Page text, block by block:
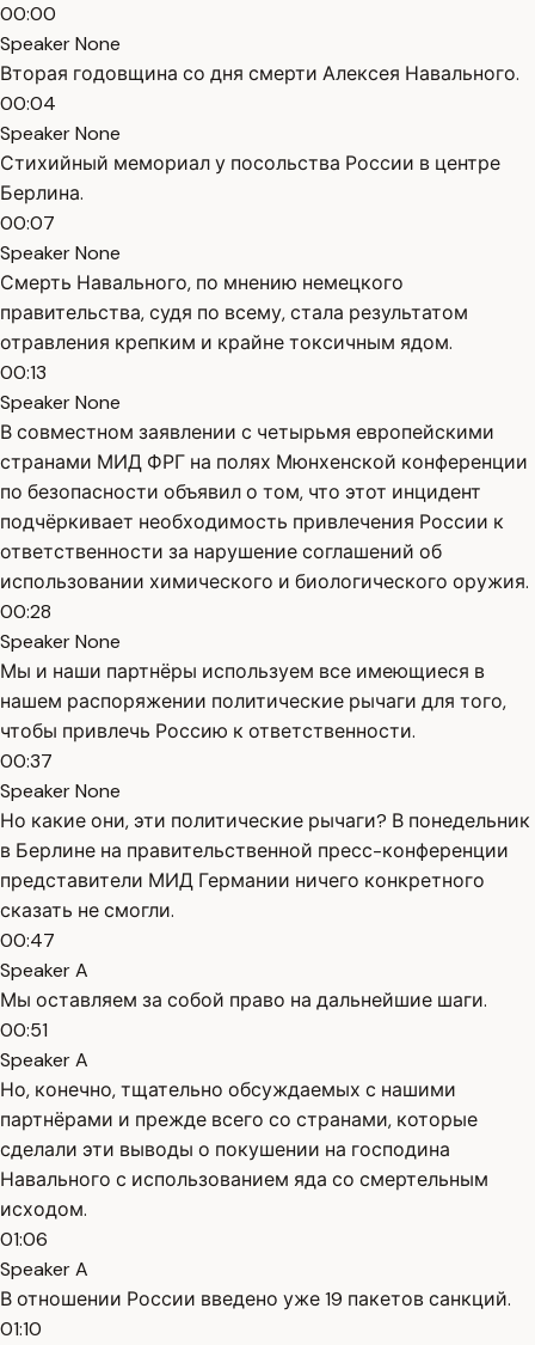
00:00
Speaker None
Вторая годовщина со дня смерти Алексея Навального.
00:04
Speaker None
Стихийный мемориал у посольства России в центре
Берлина.
00:07
Speaker None
Смерть Навального, по мнению немецкого
правительства, судя по всему, стала результатом
отравления крепким и крайне токсичным ядом.
00:13
Speaker None
В совместном заявлении с четырьмя европейскими
странами МИД ФРГ на полях Мюнхенской конференции
по безопасности объявил о том, что этот инцидент
подчёркивает необходимость привлечения России к
ответственности за нарушение соглашений об
использовании химического и биологического оружия.
00:28
Speaker None
Мы и наши партнёры используем все имеющиеся в
нашем распоряжении политические рычаги для того,
чтобы привлечь Россию к ответственности.
00:37
Speaker None
Но какие они, эти политические рычаги? В понедельник
в Берлине на правительственной пресс-конференции
представители МИД Германии ничего конкретного
сказать не смогли.
00:47
Speaker A
Мы оставляем за собой право на дальнейшие шаги.
00:51
Speaker A
Но, конечно, тщательно обсуждаемых с нашими
партнёрами и прежде всего со странами, которые
сделали эти выводы о покушении на господина
Навального с использованием яда со смертельным
исходом.
01:06
Speaker A
В отношении России введено уже 19 пакетов санкций.
01:10